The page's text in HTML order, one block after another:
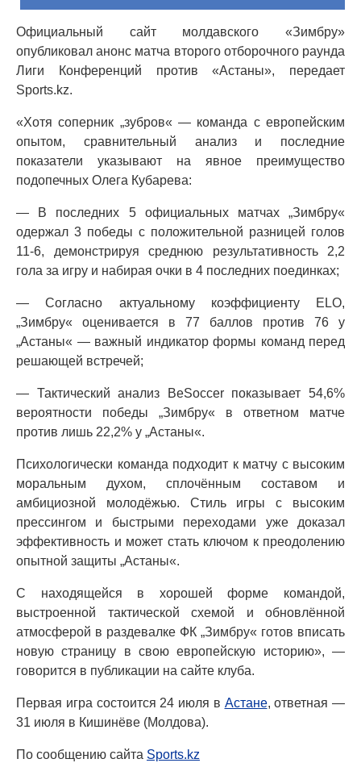
Официальный сайт молдавского «Зимбру»
опубликовал анонс матча второго отборочного раунда
Лиги Конференций против «Астаны», передает
Sports.kz.
«Хотя соперник „зубров« — команда с европейским
опытом, сравнительный анализ и последние
показатели указывают на явное преимущество
подопечных Олега Кубарева:
— В последних 5 официальных матчах „Зимбру«
одержал 3 победы с положительной разницей голов
11-6, демонстрируя среднюю результативность 2,2
гола за игру и набирая очки в 4 последних поединках;
— Согласно актуальному коэффициенту ELO,
„Зимбру« оценивается в 77 баллов против 76 у
„Астаны« — важный индикатор формы команд перед
решающей встречей;
— Тактический анализ BeSoccer показывает 54,6%
вероятности победы „Зимбру« в ответном матче
против лишь 22,2% у „Астаны«.
Психологически команда подходит к матчу с высоким
моральным духом, сплочённым составом и
амбициозной молодёжью. Стиль игры с высоким
прессингом и быстрыми переходами уже доказал
эффективность и может стать ключом к преодолению
опытной защиты „Астаны«.
С находящейся в хорошей форме командой,
выстроенной тактической схемой и обновлённой
атмосферой в раздевалке ФК „Зимбру« готов вписать
новую страницу в свою европейскую историю», —
говорится в публикации на сайте клуба.
Первая игра состоится 24 июля в Астане, ответная —
31 июля в Кишинёве (Молдова).
По сообщению сайта Sports.kz